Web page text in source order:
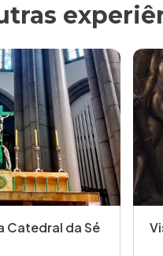
Catedral da Sé